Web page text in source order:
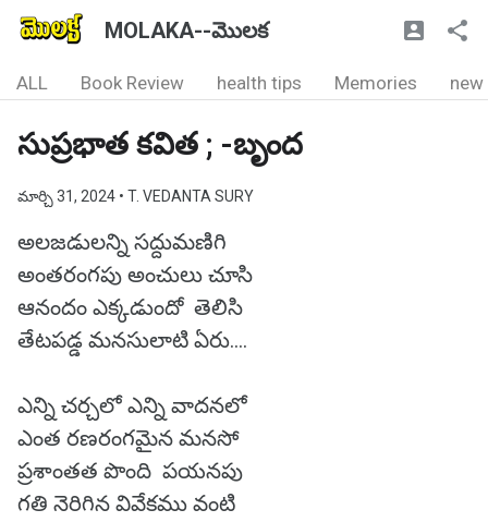
MOLAKA--మొలక
ALL Book Review health tips Memories new
సుప్రభాత కవిత ; -బృంద
మార్చి 31, 2024 • T. VEDANTA SURY
అలజడులన్ని సద్దుమణిగి
అంతరంగపు అంచులు చూసి
ఆనందం ఎక్కడుందో తెలిసి
తేటపడ్డ మనసులాటి ఏరు....
ఎన్ని చర్చలో ఎన్ని వాదనలో
ఎంత రణరంగమైన మనసో
ప్రశాంతత పొంది పయనపు
గతి నెరిగిన వివేకము వంటి